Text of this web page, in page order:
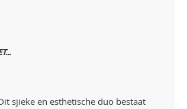
sjieke en esthetische duo bestaat